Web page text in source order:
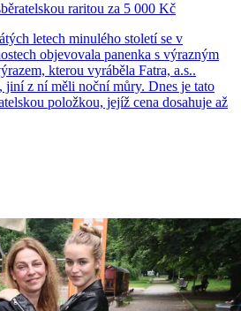
raritou za 5 000 Kč
letech minulého století se v
objevovala panenka s výrazným
kterou vyráběla Fatra, a.s..
z ní měli noční můry. Dnes je tato
položkou, jejíž cena dosahuje až